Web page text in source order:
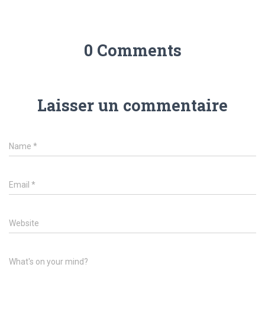
0 Comments
Laisser un commentaire
Name *
Email *
Website
What's on your mind?